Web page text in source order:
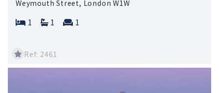
Weymouth Street, London W1W
Bedrooms:
1 Bathrooms:
1 Reception rooms:
1
Ref: 2461